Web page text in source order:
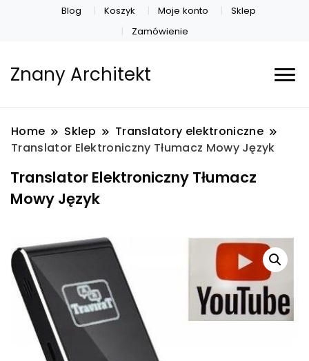
Blog Koszyk Moje konto
Sklep
Zamówienie
Znany Architekt
Home Sklep
Translatory elektroniczne
Translator Elektroniczny Tłumacz Mowy Język
Translator Elektroniczny Tłumacz
Mowy Język